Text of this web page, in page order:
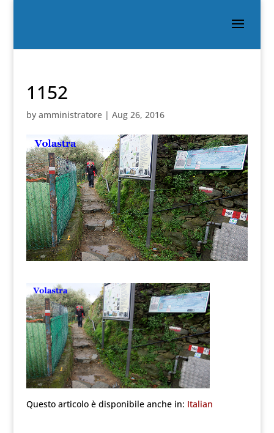
1152
by amministratore| Aug 26, 2016
Questo articolo è disponibile anche in: Italian